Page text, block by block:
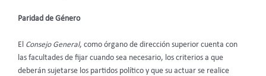
Paridad de Género
El Consejo General, como órgano de dirección superior cuenta con
las facultades de fijar cuando sea necesario, los criterios a que
deberán sujetarse los partidos político y que su actuar se realice